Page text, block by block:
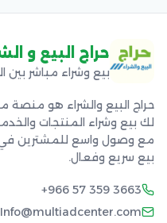
حراج البيع و
بيع وشراء مباشر بين
حراج البيع والشراء هو منصة
لك بيع وشراء المنتجات
مع وصول واسع للمشترين
بيع سريع وفعال.
+966 57 359 3663
Info@multiadcenter.com